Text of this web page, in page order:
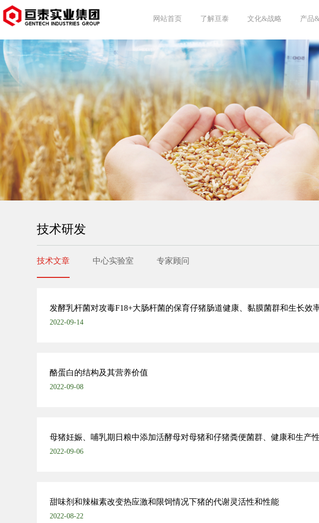
网站首页 了解亘泰
亘泰简介
集团动态
行业动态
事业介绍
文化&战略
愿景&宗旨
核心价值观
亘泰杂志
团队风采
人才战略
产品
饲料
饲料
饲料
海洋
循环
宠物
技术研发
技术文章 中心实验室 专家顾问
发酵乳杆菌对攻毒F18+大肠杆菌的保育仔猪肠道健康、黏膜菌群和生长效
2022-09-14
酪蛋白的结构及其营养价值
2022-09-08
母猪妊娠、哺乳期日粮中添加活酵母对母猪和仔猪粪便菌群、健康和生产
2022-09-06
甜味剂和辣椒素改变热应激和限饲情况下猪的代谢灵活性和性能
2022-08-22